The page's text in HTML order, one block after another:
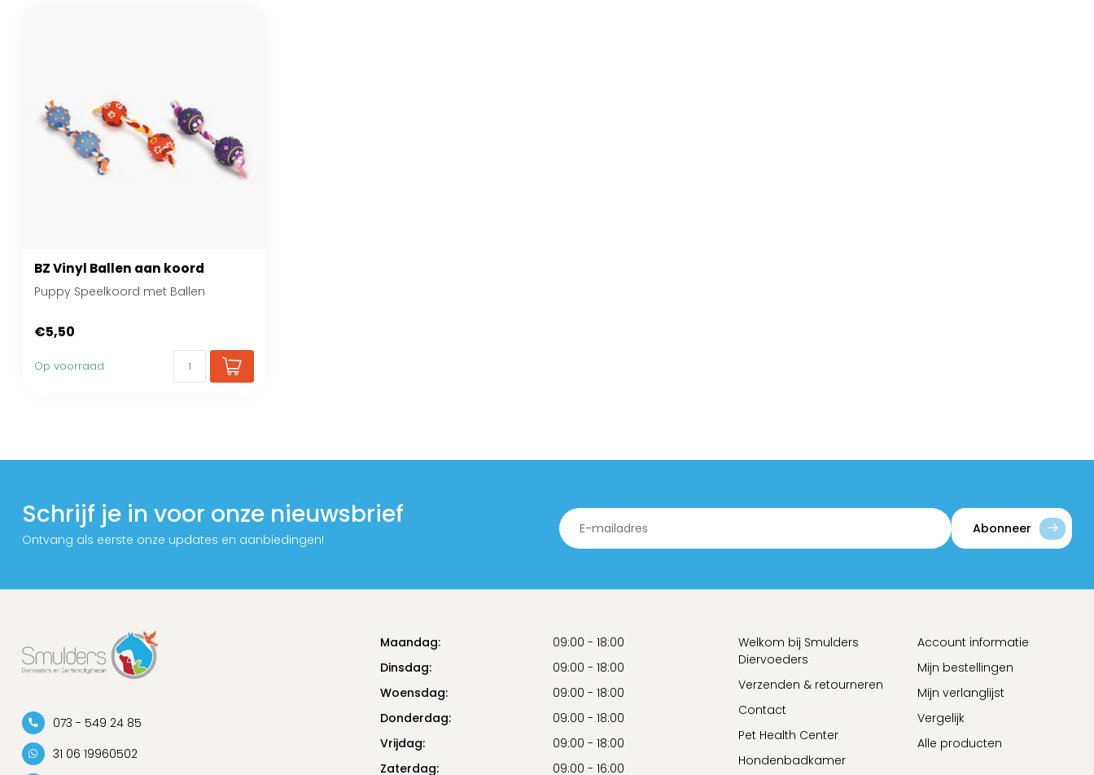
BZ Vinyl Ballen aan koord
Puppy Speelkoord met Ballen
€5,50
Op voorraad
Schrijf je in voor onze nieuwsbrief
Ontvang als eerste onze updates en aanbiedingen!
Abonneer
073 - 549 24 85
31 06 19960502
Maandag:
09:00 - 18:00
Dinsdag:
09:00 - 18:00
Woensdag:
09:00 - 18:00
Donderdag:
09:00 - 18:00
Vrijdag:
09:00 - 18:00
Zaterdag:
09:00 - 16:00
Welkom bij Smulders
Diervoeders
Verzenden & retourneren
Contact
Pet Health Center
Hondenbadkamer
Account informatie
Mijn bestellingen
Mijn verlanglijst
Vergelijk
Alle producten